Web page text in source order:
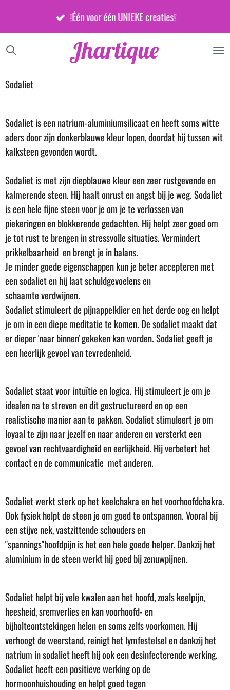
de
Jhartique
❕Één voor één UNIEKE creaties❕
Sodaliet
Sodaliet is een natrium-aluminiumsilicaat en heeft soms witte
aders door zijn donkerblauwe kleur lopen, doordat hij tussen wit
kalksteen gevonden wordt.
Sodaliet is met zijn diepblauwe kleur een zeer rustgevende en
kalmerende steen. Hij haalt onrust en angst bij je weg. Sodaliet
is een hele fijne steen voor je om je te verlossen van
piekeringen en blokkerende gedachten. Hij helpt zeer goed om
je tot rust te brengen in stressvolle situaties. Vermindert
prikkelbaarheid en brengt je in balans.
Je minder goede eigenschappen kun je beter accepteren met
een sodaliet en hij laat schuldgevoelens en
schaamte verdwijnen.
Sodaliet stimuleert de pijnappelklier en het derde oog en helpt
je om in een diepe meditatie te komen. De sodaliet maakt dat
er dieper 'naar binnen' gekeken kan worden. Sodaliet geeft je
een heerlijk gevoel van tevredenheid.
Sodaliet staat voor intuïtie en logica. Hij stimuleert je om je
idealen na te streven en dit gestructureerd en op een
realistische manier aan te pakken. Sodaliet stimuleert je om
loyaal te zijn naar jezelf en naar anderen en versterkt een
gevoel van rechtvaardigheid en eerlijkheid. Hij verbetert het
contact en de communicatie met anderen.
Sodaliet werkt sterk op het keelchakra en het voorhoofdchakra.
Ook fysiek helpt de steen je om goed te ontspannen. Vooral bij
een stijve nek, vastzittende schouders en
"spannings"hoofdpijn is het een hele goede helper. Dankzij het
aluminium in de steen werkt hij goed bij zenuwpijnen.
Sodaliet helpt bij vele kwalen aan het hoofd, zoals keelpijn,
heesheid, sremverlies en kan voorhoofd- en
bijholteontstekingen helen en soms zelfs voorkomen. Hij
verhoogt de weerstand, reinigt het lymfestelsel en dankzij het
natrium in sodaliet heeft hij ook een desinfecterende werking.
Sodaliet heeft een positieve werking op de
hormoonhuishouding en helpt goed tegen